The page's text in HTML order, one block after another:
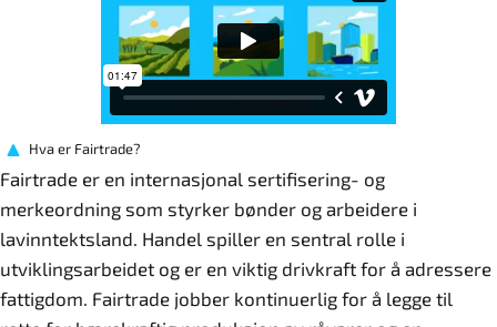
Hva er Fairtrade?
Fairtrade er en internasjonal sertifisering- og
merkeordning som styrker bønder og arbeidere i
lavinntektsland. Handel spiller en sentral rolle i
utviklingsarbeidet og er en viktig drivkraft for å adressere
fattigdom. Fairtrade jobber kontinuerlig for å legge til